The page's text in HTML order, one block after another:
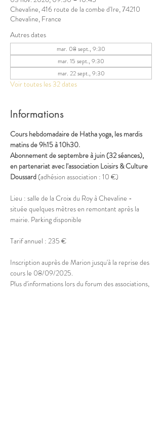
Chevaline, 416 route de la combe d'Ire, 74210
Chevaline, France
Autres dates
mar. 08 sept., 9:30
mar. 15 sept., 9:30
mar. 22 sept., 9:30
Voir toutes les 32 dates
Informations
Cours hebdomadaire de Hatha yoga, les mardis
matins de 9h15 à 10h30.
Abonnement de septembre à juin (32 séances),
en partenariat avec l'association Loisirs & Culture
Doussard (adhésion association : 10 €)
Lieu : salle de la Croix du Roy à Chevaline -
située quelques mètres en remontant après la
mairie. Parking disponible
Tarif annuel : 235 €
Inscription auprès de Marion jusqu'à la reprise des
cours le 08/09/2025.
Plus d'informations lors du forum des associations,